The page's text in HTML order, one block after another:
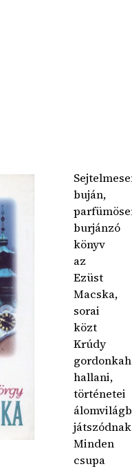
buján,
burjánzó
könyv
az
Ezüst
Macska,
sorai
közt
Krúdy
hallani,
történetei
Minden
csupa